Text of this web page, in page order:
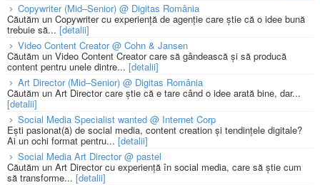
Copywriter (Mid–Senior) @ Digitas România
Căutăm un Copywriter cu experiență de agenție care știe că o idee bună
trebuie să... [detalii]
Video Content Creator @ Cohn & Jansen
Căutăm un Video Content Creator care să gândească și să producă
content pentru unele dintre... [detalii]
Art Director (Mid–Senior) @ Digitas România
Căutăm un Art Director care știe că e tare când o idee arată bine, dar...
[detalii]
Social Media Specialist wanted @ Internet Corp
Ești pasionat(ă) de social media, content creation și tendințele digitale?
Ai un ochi format pentru... [detalii]
Social Media Art Director @ pastel
Căutăm un Art Director cu experiență în social media, care să știe cum
să transforme... [detalii]